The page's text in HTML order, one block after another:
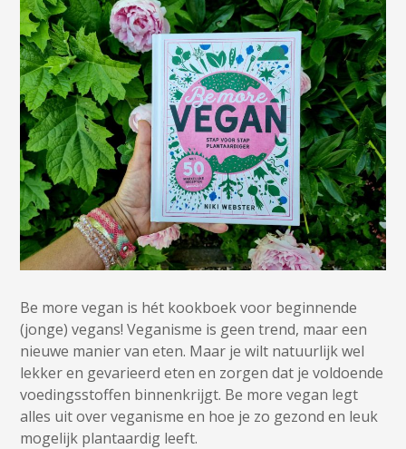
Be more vegan is hét kookboek voor beginnende
(jonge) vegans! Veganisme is geen trend, maar een
nieuwe manier van eten. Maar je wilt natuurlijk wel
lekker en gevarieerd eten en zorgen dat je voldoende
voedingsstoffen binnenkrijgt. Be more vegan legt
alles uit over veganisme en hoe je zo gezond en leuk
mogelijk plantaardig leeft.